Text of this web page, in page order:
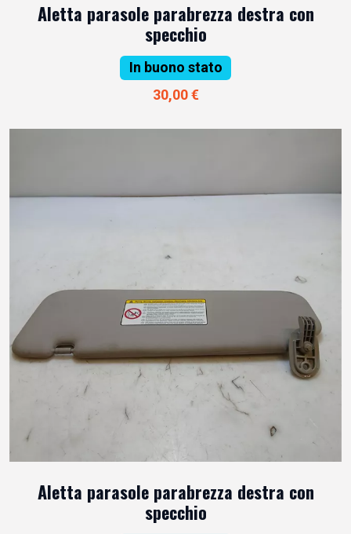
Aletta parasole parabrezza destra con
specchio
In buono stato
30,00 €
Aletta parasole parabrezza destra con
specchio